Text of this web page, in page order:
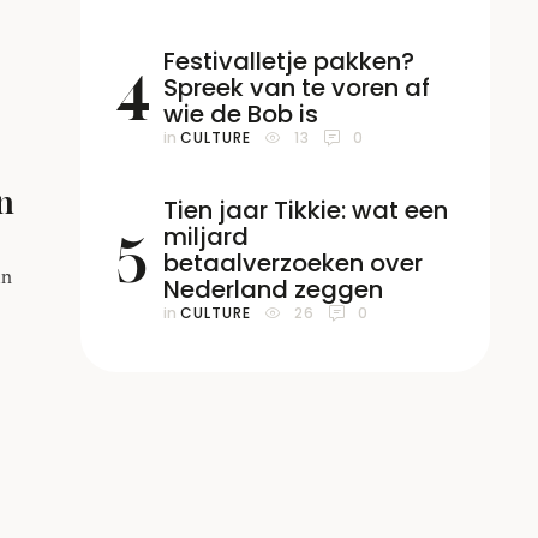
4
Festivalletje pakken?
Spreek van te voren af
wie de Bob is
in CULTURE 13 0
5
Tien jaar Tikkie: wat een
miljard
betaalverzoeken over
Nederland zeggen
in CULTURE 26 0